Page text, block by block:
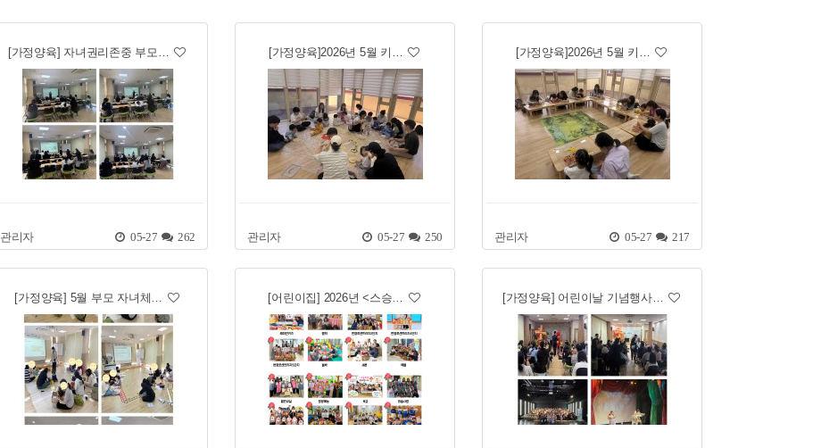
[가정양육] 자녀권리존중 부모…
관리자 05-27 262
[가정양육]2026년 5월 키…
관리자 05-27 250
[가정양육]2026년 5월 키…
관리자 05-27 217
[가정양육] 5월 부모 자녀체… [어린이집] 2026년 <스승… [가정양육] 어린이날 기념행사…